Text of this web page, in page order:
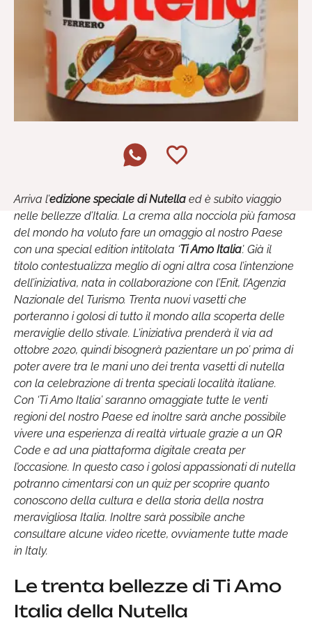
Arriva l’edizione speciale di Nutella ed è subito viaggio
nelle bellezze d’Italia. La crema alla nocciola più famosa
del mondo ha voluto fare un omaggio al nostro Paese
con una special edition intitolata ‘Ti Amo Italia’. Già il
titolo contestualizza meglio di ogni altra cosa l’intenzione
dell’iniziativa, nata in collaborazione con l’Enit, l’Agenzia
Nazionale del Turismo. Trenta nuovi vasetti che
porteranno i golosi di tutto il mondo alla scoperta delle
meraviglie dello stivale. L’iniziativa prenderà il via ad
ottobre 2020, quindi bisognerà pazientare un po’ prima di
poter avere tra le mani uno dei trenta vasetti di nutella
con la celebrazione di trenta speciali località italiane.
Con ‘Ti Amo Italia’ saranno omaggiate tutte le venti
regioni del nostro Paese ed inoltre sarà anche possibile
vivere una esperienza di realtà virtuale grazie a un QR
Code e ad una piattaforma digitale creata per
l’occasione. In questo caso i golosi appassionati di nutella
potranno cimentarsi con un quiz per scoprire quanto
conoscono della cultura e della storia della nostra
meravigliosa Italia. Inoltre sarà possibile anche
consultare alcune video ricette, ovviamente tutte made
in Italy.
Le trenta bellezze di Ti Amo
Italia della Nutella